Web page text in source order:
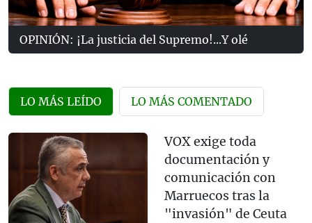
OPINIÓN: ¡La justicia del Supremo!...Y olé
LO MÁS LEÍDO LO MÁS COMENTADO
VOX exige toda
documentación y
comunicación con
Marruecos tras la
"invasión" de Ceuta